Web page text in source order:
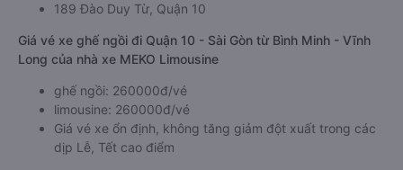
189 Đào Duy Từ, Quận 10
Giá vé xe ghế ngồi đi Quận 10 - Sài Gòn từ Bình Minh - Vĩnh
Long của nhà xe MEKO Limousine
ghế ngồi: 260000đ/vé
limousine: 260000đ/vé
Giá vé xe ổn định, không tăng giảm đột xuất trong các
dịp Lễ, Tết cao điểm